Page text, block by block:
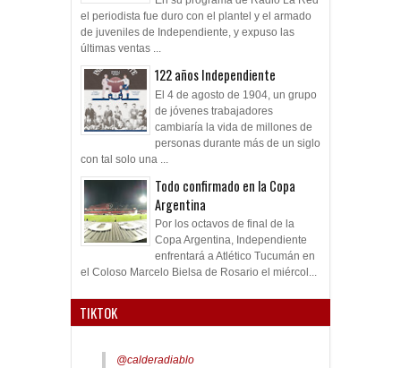
el periodista fue duro con el plantel y el armado
de juveniles de Independiente, y expuso las
últimas ventas ...
122 años Independiente
El 4 de agosto de 1904, un grupo
de jóvenes trabajadores
cambiaría la vida de millones de
personas durante más de un siglo
con tal solo una ...
Todo confirmado en la Copa
Argentina
Por los octavos de final de la
Copa Argentina, Independiente
enfrentará a Atlético Tucumán en
el Coloso Marcelo Bielsa de Rosario el miércol...
TIKTOK
@calderadiablo